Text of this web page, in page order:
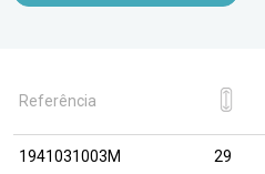
Referência
1941031003M 29